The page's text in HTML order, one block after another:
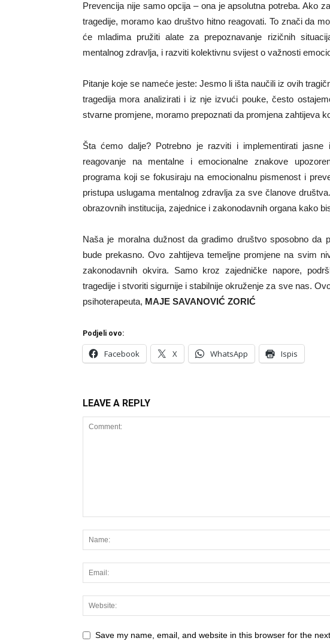
Prevencija nije samo opcija – ona je apsolutna potreba. Ako
tragedije, moramo kao društvo hitno reagovati. To znači da
će mladima pružiti alate za prepoznavanje rizičnih
mentalnog zdravlja, i razviti kolektivnu svijest o važnosti
Pitanje koje se nameće jeste: Jesmo li išta naučili iz ovih
tragedija mora analizirati i iz nje izvući pouke, često
stvarne promjene, moramo prepoznati da promjena zahtijeva
Šta ćemo dalje? Potrebno je razviti i implementirati
reagovanje na mentalne i emocionalne znakove
programa koji se fokusiraju na emocionalnu pismenost i
pristupa uslugama mentalnog zdravlja za sve članove
obrazovnih institucija, zajednice i zakonodavnih organa kako
Naša je moralna dužnost da gradimo društvo sposobno da
bude prekasno. Ovo zahtijeva temeljne promjene na svim
zakonodavnih okvira. Samo kroz zajedničke napore,
tragedije i stvoriti sigurnije i stabilnije okruženje za sve nas.
psihoterapeuta, MAJE SAVANOVIĆ ZORIĆ
Podjeli ovo:
Facebook X WhatsApp Ispis
LEAVE A REPLY
Save my name, email, and website in this browser for the